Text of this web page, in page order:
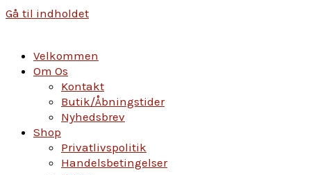
Gå til indholdet
Velkommen
Om Os
Kontakt
Butik/Åbningstider
Nyhedsbrev
Shop
Privatlivspolitik
Handelsbetingelser